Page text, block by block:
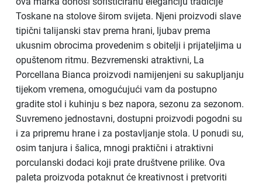
Toskane na stolove širom svijeta. Njeni proizvodi slave
tipični talijanski stav prema hrani, ljubav prema
ukusnim obrocima provedenim s obitelji i prijateljima u
opuštenom ritmu. Bezvremenski atraktivni, La
Porcellana Bianca proizvodi namijenjeni su sakupljanju
tijekom vremena, omogućujući vam da postupno
gradite stol i kuhinju s bez napora, sezonu za sezonom.
Suvremeno jednostavni, dostupni proizvodi pogodni su
i za pripremu hrane i za postavljanje stola. U ponudi su,
osim tanjura i šalica, mnogi praktični i atraktivni
porculanski dodaci koji prate društvene prilike. Ova
paleta proizvoda potaknut će kreativnost i pretvoriti